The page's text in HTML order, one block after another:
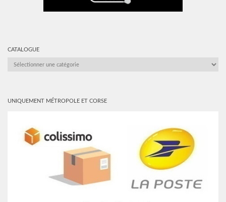
CATALOGUE
CATALOGUE
UNIQUEMENT MÉTROPOLE ET CORSE